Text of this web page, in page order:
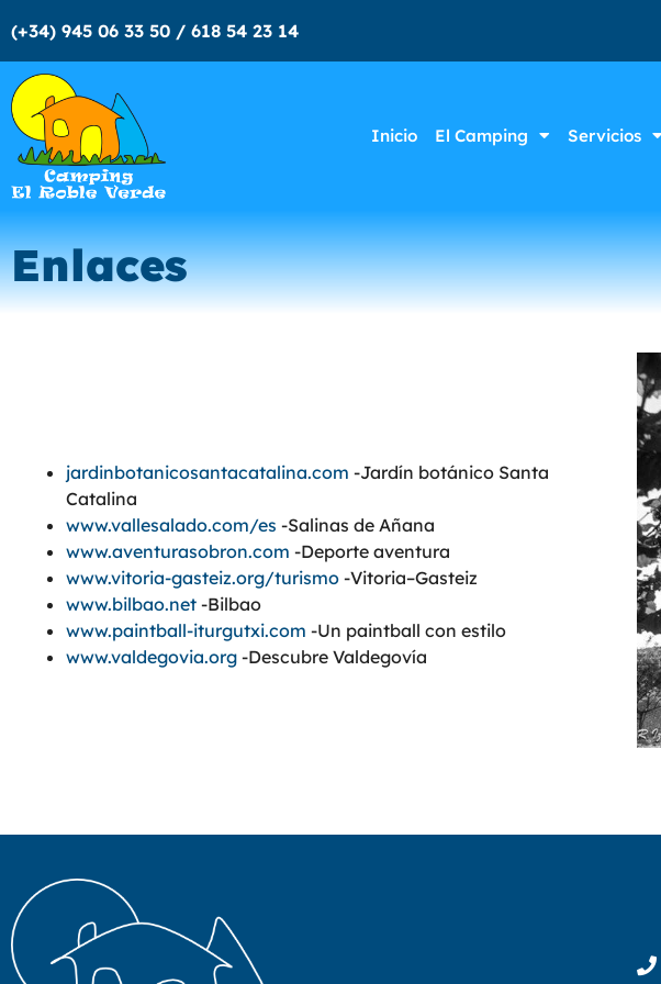
(+34) 945 06 33 50 / 618 54 23 14
Inicio El Camping Servicios
Enlaces
jardinbotanicosantacatalina.com -Jardín botánico Santa
Catalina
www.vallesalado.com/es -Salinas de Añana
www.aventurasobron.com -Deporte aventura
www.vitoria-gasteiz.org/turismo -Vitoria–Gasteiz
www.bilbao.net -Bilbao
www.paintball-iturgutxi.com -Un paintball con estilo
www.valdegovia.org -Descubre Valdegovía